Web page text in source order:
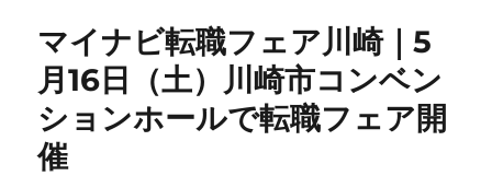
マイナビ転職フェア川崎｜5
月16日（土）川崎市コンベン
ションホールで転職フェア開
催